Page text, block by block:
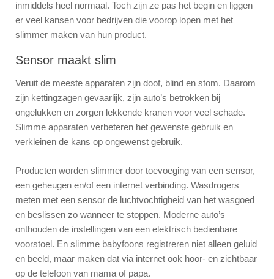
inmiddels heel normaal. Toch zijn ze pas het begin en liggen
er veel kansen voor bedrijven die voorop lopen met het
slimmer maken van hun product.
Sensor maakt slim
Veruit de meeste apparaten zijn doof, blind en stom. Daarom
zijn kettingzagen gevaarlijk, zijn auto’s betrokken bij
ongelukken en zorgen lekkende kranen voor veel schade.
Slimme apparaten verbeteren het gewenste gebruik en
verkleinen de kans op ongewenst gebruik.
Producten worden slimmer door toevoeging van een sensor,
een geheugen en/of een internet verbinding. Wasdrogers
meten met een sensor de luchtvochtigheid van het wasgoed
en beslissen zo wanneer te stoppen. Moderne auto’s
onthouden de instellingen van een elektrisch bedienbare
voorstoel. En slimme babyfoons registreren niet alleen geluid
en beeld, maar maken dat via internet ook hoor- en zichtbaar
op de telefoon van mama of papa.